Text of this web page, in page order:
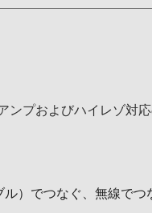
ンプおよびハイレゾ対
ル）でつなぐ、無線でつ